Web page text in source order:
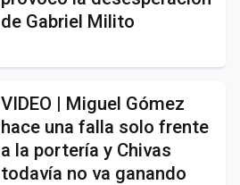
de Gabriel Milito
VIDEO | Miguel Gómez
hace una falla solo frente
a la portería y Chivas
todavía no va ganando